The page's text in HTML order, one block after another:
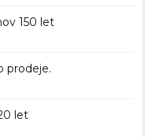
150 let
prodeje.
let